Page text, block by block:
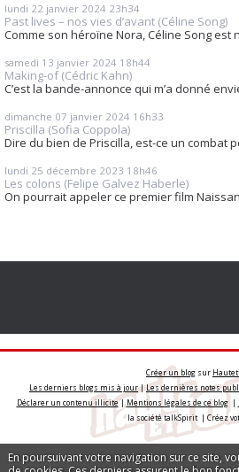
En poursuivant votre navigation sur ce site,
lundi 22 janvier 2024 23h34
Past lives – nos vies d’avant (Céline Song)
Comme son héroïne Nora, Céline Song est
samedi 13 janvier 2024 18h44
Making-of (Cédric Kahn)
C’est la bande-annonce qui m’a donné
dimanche 07 janvier 2024 16h33
Priscilla (Sofia Coppola)
Dire du bien de Priscilla, est-ce un combat
lundi 25 décembre 2023 18h46
Les colons (Felipe Galvez Haberle)
On pourrait appeler ce premier film
Créer un blog sur
Les derniers blogs mis à jour|Les dernières notes
Déclarer un contenu illicite|Mentions légales de ce blog|
la société talkSpirit | Créez